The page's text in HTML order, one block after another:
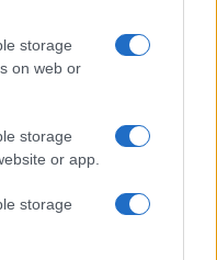
storage
on web or
storage
or app.
storage
S26 egyik legjobb
18 Pro Max!
a One UI 9 lehet az